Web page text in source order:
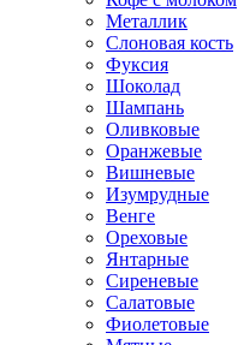
Металлик
Слоновая кость
Фуксия
Шоколад
Шампань
Оливковые
Оранжевые
Вишневые
Изумрудные
Венге
Ореховые
Янтарные
Сиреневые
Салатовые
Фиолетовые